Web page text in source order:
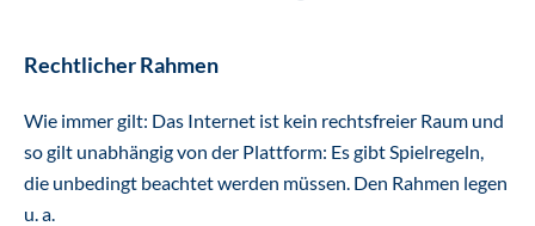
Rechtlicher Rahmen
Wie immer gilt: Das Internet ist kein rechtsfreier Raum und
so gilt unabhängig von der Plattform: Es gibt Spielregeln,
die unbedingt beachtet werden müssen. Den Rahmen legen
u. a.